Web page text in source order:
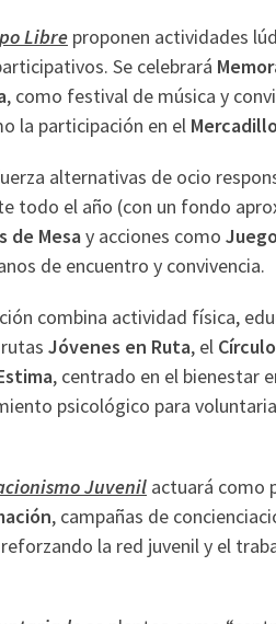
Libre proponen actividades
Se celebrará
, como festival de música y
la participación en el
alternativas de ocio
todo el año (con un fondo
de Mesay acciones como
de encuentro y convivencia.
combina actividad física,
Jóvenes en Ruta, el
, centrado en el bienestar
psicológico para
Juvenil actuará como
, campañas de
la red juvenil y el